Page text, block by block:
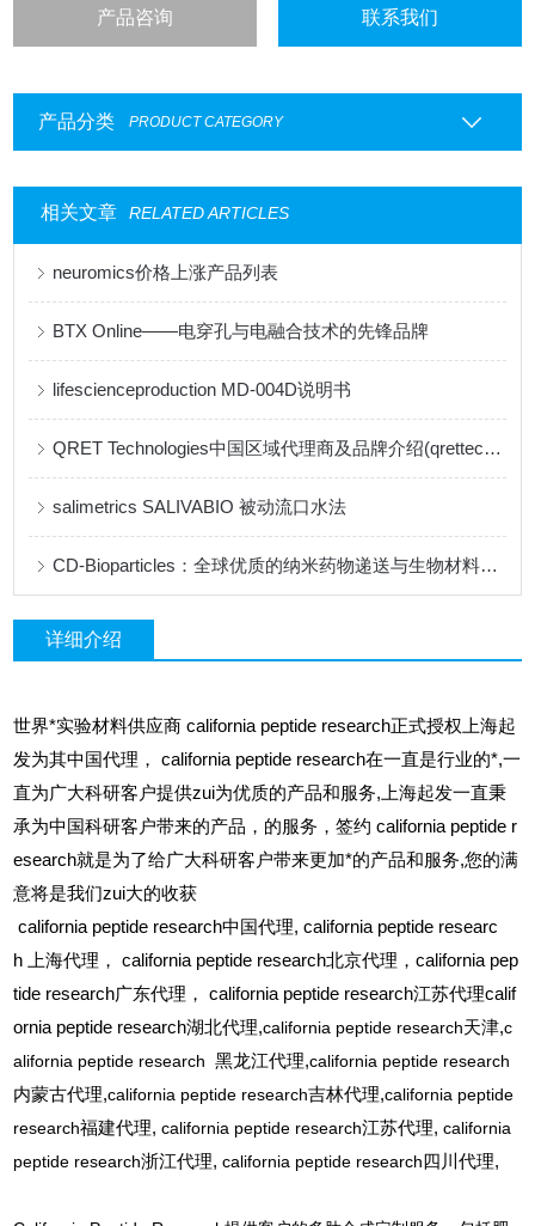
产品咨询 联系我们
产品分类 PRODUCT CATEGORY
相关文章 RELATED ARTICLES
neuromics价格上涨产品列表
BTX Online——电穿孔与电融合技术的先锋品牌
lifescienceproduction MD-004D说明书
QRET Technologies中国区域代理商及品牌介绍(qrettech特约代理)
salimetrics ​SALIVABIO 被动流口水法
CD-Bioparticles：全球优质的纳米药物递送与生物材料研发平台
详细介绍
世界*实验材料供应商 california peptide research正式授权上海起
发为其中国代理， california peptide research在一直是行业的*,一
直为广大科研客户提供zui为优质的产品和服务,上海起发一直秉
承为中国科研客户带来的产品，的服务，签约 california peptide r
esearch就是为了给广大科研客户带来更加*的产品和服务,您的满
意将是我们zui大的收获
california peptide research中国代理, california peptide researc
h 上海代理， california peptide research北京代理，california pep
tide research广东代理， california peptide research江苏代理calif
ornia peptide research湖北代理,california peptide research天津,c
alifornia peptide research黑龙江代理,california peptide research
内蒙古代理,california peptide research吉林代理,california peptide
research福建代理,california peptide research江苏代理,california
peptide research浙江代理,california peptide research 四川代理,